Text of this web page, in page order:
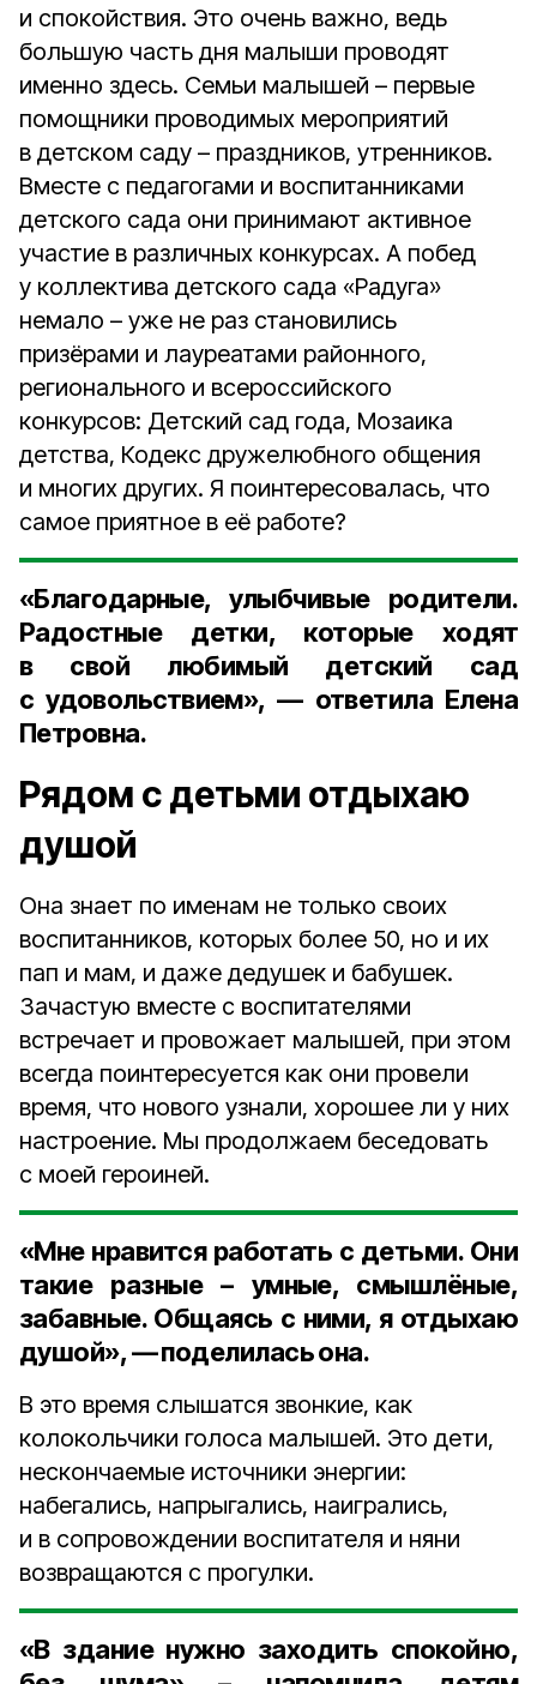
и спокойствия. Это очень важно, ведь
большую часть дня малыши проводят
именно здесь. Семьи малышей – первые
помощники проводимых мероприятий
в детском саду – праздников, утренников.
Вместе с педагогами и воспитанниками
детского сада они принимают активное
участие в различных конкурсах. А побед
у коллектива детского сада «Радуга»
немало – уже не раз становились
призёрами и лауреатами районного,
регионального и всероссийского
конкурсов: Детский сад года, Мозаика
детства, Кодекс дружелюбного общения
и многих других. Я поинтересовалась, что
самое приятное в её работе?
«Благодарные, улыбчивые родители.
Радостные детки, которые ходят
в свой любимый детский сад
с удовольствием», — ответила Елена
Петровна.
Рядом с детьми отдыхаю
душой
Она знает по именам не только своих
воспитанников, которых более 50, но и их
пап и мам, и даже дедушек и бабушек.
Зачастую вместе с воспитателями
встречает и провожает малышей, при этом
всегда поинтересуется как они провели
время, что нового узнали, хорошее ли у них
настроение. Мы продолжаем беседовать
с моей героиней.
«Мне нравится работать с детьми. Они
такие разные – умные, смышлёные,
забавные. Общаясь с ними, я отдыхаю
душой», — поделилась она.
В это время слышатся звонкие, как
колокольчики голоса малышей. Это дети,
нескончаемые источники энергии:
набегались, напрыгались, наигрались,
и в сопровождении воспитателя и няни
возвращаются с прогулки.
«В здание нужно заходить спокойно,